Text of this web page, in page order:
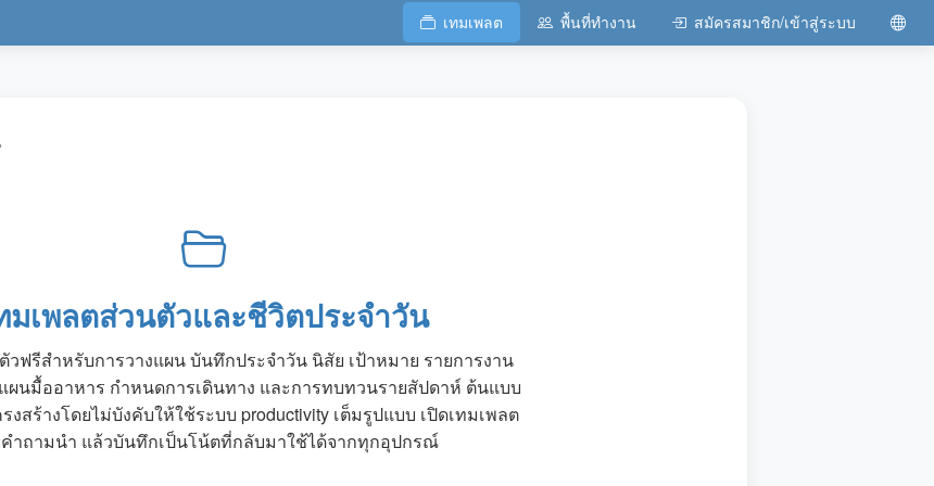
เทมเพลต พื้นที่ทำงาน สมัครสมาชิก/เข้าสู่ระบบ
มเพลตส่วนตัวและชีวิตประจำวัน
วฟรีสำหรับการวางแผน บันทึกประจำวัน นิสัย เป้าหมาย รายการงาน
ผนมื้ออาหาร กำหนดการเดินทาง และการทบทวนรายสัปดาห์ ต้นแบบ
งสร้างโดยไม่บังคับให้ใช้ระบบ productivity เต็มรูปแบบ เปิดเทมเพลต
ำถามนำ แล้วบันทึกเป็นโน้ตที่กลับมาใช้ได้จากทุกอุปกรณ์